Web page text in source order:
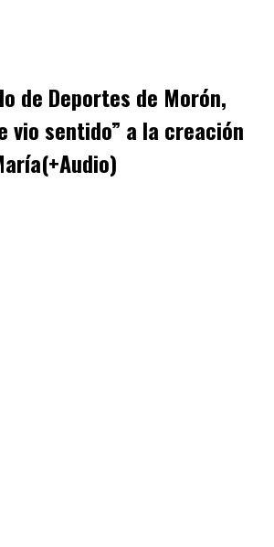
de Deportes de Morón,
vio sentido” a la creación